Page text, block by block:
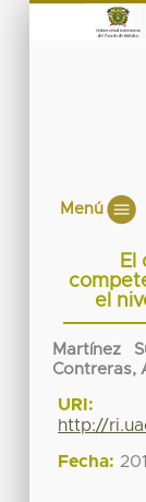
Menú
El
el
Martínez
Contreras,
URI:
http://
Fecha: